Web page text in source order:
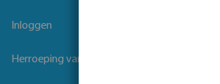
Inloggen
Herroeping van overeenkomst